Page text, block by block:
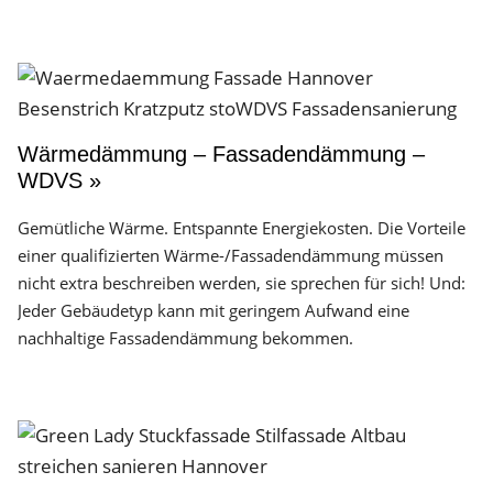
Wärmedämmung – Fassadendämmung –
WDVS »
Gemütliche Wärme. Entspannte Energiekosten. Die Vorteile
einer qualifizierten Wärme-/Fassadendämmung müssen
nicht extra beschreiben werden, sie sprechen für sich! Und:
Jeder Gebäudetyp kann mit geringem Aufwand eine
nachhaltige Fassadendämmung bekommen.